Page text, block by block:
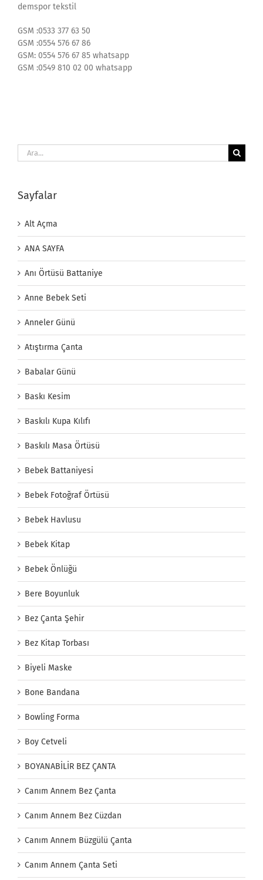
demspor tekstil
GSM :0533 377 63 50
GSM :0554 576 67 86
GSM: 0554 576 67 85 whatsapp
GSM :0549 810 02 00 whatsapp
Ara:
Sayfalar
Alt Açma
ANA SAYFA
Anı Örtüsü Battaniye
Anne Bebek Seti
Anneler Günü
Atıştırma Çanta
Babalar Günü
Baskı Kesim
Baskılı Kupa Kılıfı
Baskılı Masa Örtüsü
Bebek Battaniyesi
Bebek Fotoğraf Örtüsü
Bebek Havlusu
Bebek Kitap
Bebek Önlüğü
Bere Boyunluk
Bez Çanta Şehir
Bez Kitap Torbası
Biyeli Maske
Bone Bandana
Bowling Forma
Boy Cetveli
BOYANABİLİR BEZ ÇANTA
Canım Annem Bez Çanta
Canım Annem Bez Cüzdan
Canım Annem Büzgülü Çanta
Canım Annem Çanta Seti